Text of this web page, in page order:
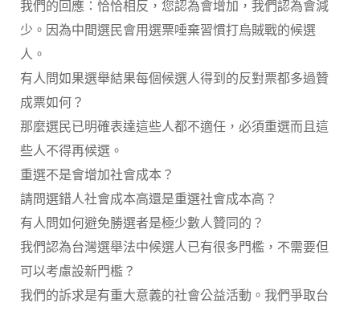
我們的回應：恰恰相反，您認為會增加，我們認為會減
少。因為中間選民會用選票唾棄習慣打烏賊戰的候選
人。
有人問如果選舉結果每個候選人得到的反對票都多過贊
成票如何？
那麼選民已明確表達這些人都不適任，必須重選而且這
些人不得再候選。
重選不是會增加社會成本？
請問選錯人社會成本高還是重選社會成本高？
有人問如何避免勝選者是極少數人贊同的？
我們認為台灣選舉法中候選人已有很多門檻，不需要但
可以考慮設新門檻？
我們的訴求是有重大意義的社會公益活動。我們爭取台